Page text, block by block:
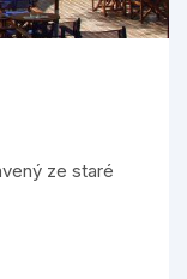
ze staré